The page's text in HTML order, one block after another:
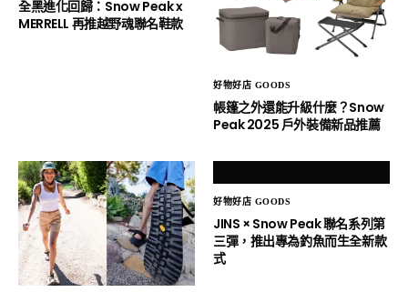
全黑進化回歸：Snow Peak x
MERRELL 再推越野魂聯名鞋款
好物好店 GOODS
帳篷之外還能升級什麼？Snow
Peak 2025 戶外裝備新品推薦
好物好店 GOODS
JINS × Snow Peak 聯名系列第
三彈，推出專為釣魚而生全新款
式